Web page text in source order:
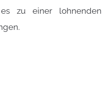
zu einer lohnenden